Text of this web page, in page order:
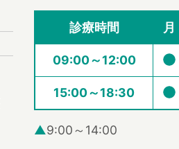
診療時間 月
09:00～12:00
15:00～18:30
▲9:00～14:00